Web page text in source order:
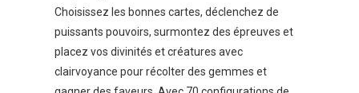
Choisissez les bonnes cartes, déclenchez de
puissants pouvoirs, surmontez des épreuves et
placez vos divinités et créatures avec
clairvoyance pour récolter des gemmes et